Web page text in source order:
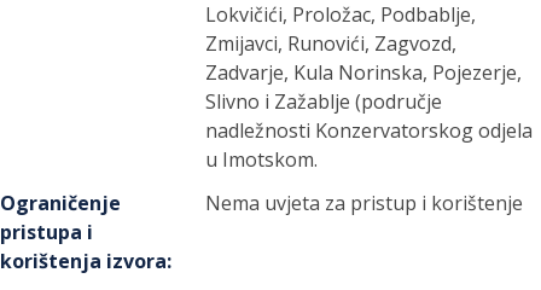
Lokvičići, Proložac, Podbablje,
Zmijavci, Runovići, Zagvozd,
Zadvarje, Kula Norinska, Pojezerje,
Slivno i Zažablje (područje
nadležnosti Konzervatorskog odjela
u Imotskom.
Ograničenje
pristupa i
korištenja izvora:
Nema uvjeta za pristup i korištenje